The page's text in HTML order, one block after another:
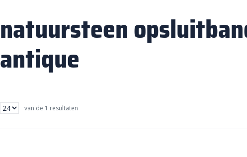
natuursteen
antique
van de 1 resultaten